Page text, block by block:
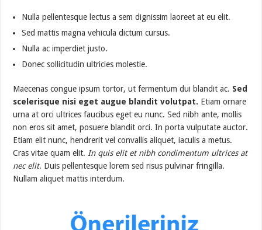
Nulla pellentesque lectus a sem dignissim laoreet at eu elit.
Sed mattis magna vehicula dictum cursus.
Nulla ac imperdiet justo.
Donec sollicitudin ultricies molestie.
Maecenas congue ipsum tortor, ut fermentum dui blandit ac. Sed
scelerisque nisi eget augue blandit volutpat. Etiam ornare
urna at orci ultrices faucibus eget eu nunc. Sed nibh ante, mollis
non eros sit amet, posuere blandit orci. In porta vulputate auctor.
Etiam elit nunc, hendrerit vel convallis aliquet, iaculis a metus.
Cras vitae quam elit. In quis elit et nibh condimentum ultrices at
nec elit. Duis pellentesque lorem sed risus pulvinar fringilla.
Nullam aliquet mattis interdum.